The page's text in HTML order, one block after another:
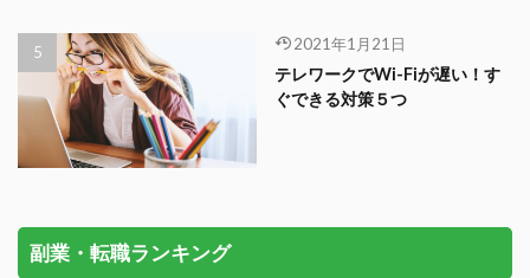
2021年1月21日
テレワークでWi-Fiが遅い！す
ぐできる対策５つ
副業・転職ランキング